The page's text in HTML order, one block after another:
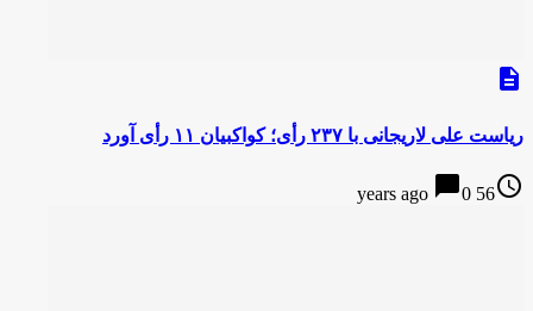
description
ریاست علی لاریجانی با ۲۳۷ رأی؛ کواکبیان ۱۱ رأی آورد
access_time
56 years ago
chat_bubble0